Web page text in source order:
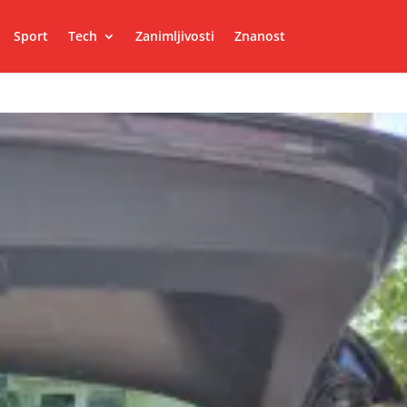
Sport Tech Zanimljivosti Znanost